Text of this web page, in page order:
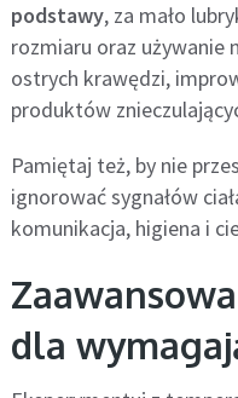
podstawy, za mało
rozmiaru oraz używanie
ostrych krawędzi,
produktów
Pamiętaj też, by nie
ignorować sygnałów
komunikacja, higiena i
dla